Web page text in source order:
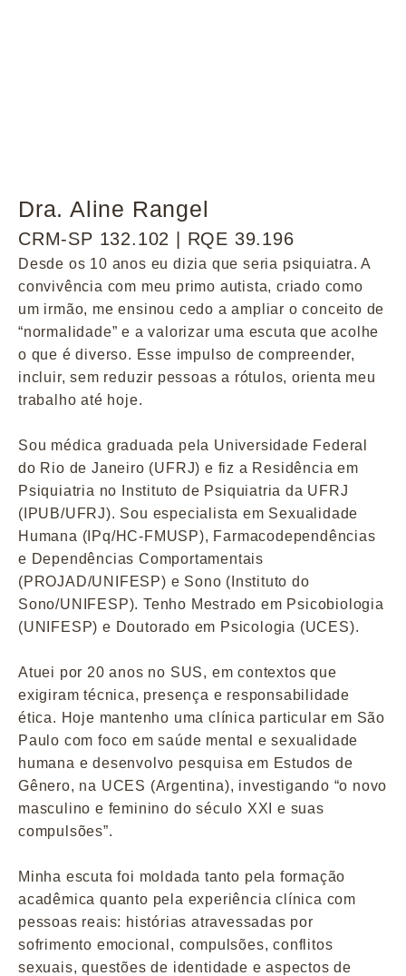
Dra. Aline Rangel
CRM-SP 132.102 | RQE 39.196
Desde os 10 anos eu dizia que seria psiquiatra. A
convivência com meu primo autista, criado como
um irmão, me ensinou cedo a ampliar o conceito de
“normalidade” e a valorizar uma escuta que acolhe
o que é diverso. Esse impulso de compreender,
incluir, sem reduzir pessoas a rótulos, orienta meu
trabalho até hoje.
Sou médica graduada pela Universidade Federal
do Rio de Janeiro (UFRJ) e fiz a Residência em
Psiquiatria no Instituto de Psiquiatria da UFRJ
(IPUB/UFRJ). Sou especialista em Sexualidade
Humana (IPq/HC-FMUSP), Farmacodependências
e Dependências Comportamentais
(PROJAD/UNIFESP) e Sono (Instituto do
Sono/UNIFESP). Tenho Mestrado em Psicobiologia
(UNIFESP) e Doutorado em Psicologia (UCES).
Atuei por 20 anos no SUS, em contextos que
exigiram técnica, presença e responsabilidade
ética. Hoje mantenho uma clínica particular em São
Paulo com foco em saúde mental e sexualidade
humana e desenvolvo pesquisa em Estudos de
Gênero, na UCES (Argentina), investigando “o novo
masculino e feminino do século XXI e suas
compulsões”.
Minha escuta foi moldada tanto pela formação
acadêmica quanto pela experiência clínica com
pessoas reais: histórias atravessadas por
sofrimento emocional, compulsões, conflitos
sexuais, questões de identidade e aspectos de